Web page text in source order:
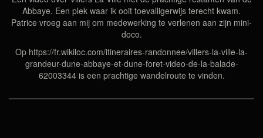
Abbaye. Een plek waar ik ooit toevalligerwijs terecht kwam.
Patrice vroeg aan mij om medewerking te verlenen aan zijn mini-
doco.
Op https://fr.wikiloc.com/itineraires-randonnee/villers-la-ville-la-
grandeur-dune-abbaye-et-dune-foret-video-de-la-balade-
62003344 is een prachtige wandelroute te vinden.